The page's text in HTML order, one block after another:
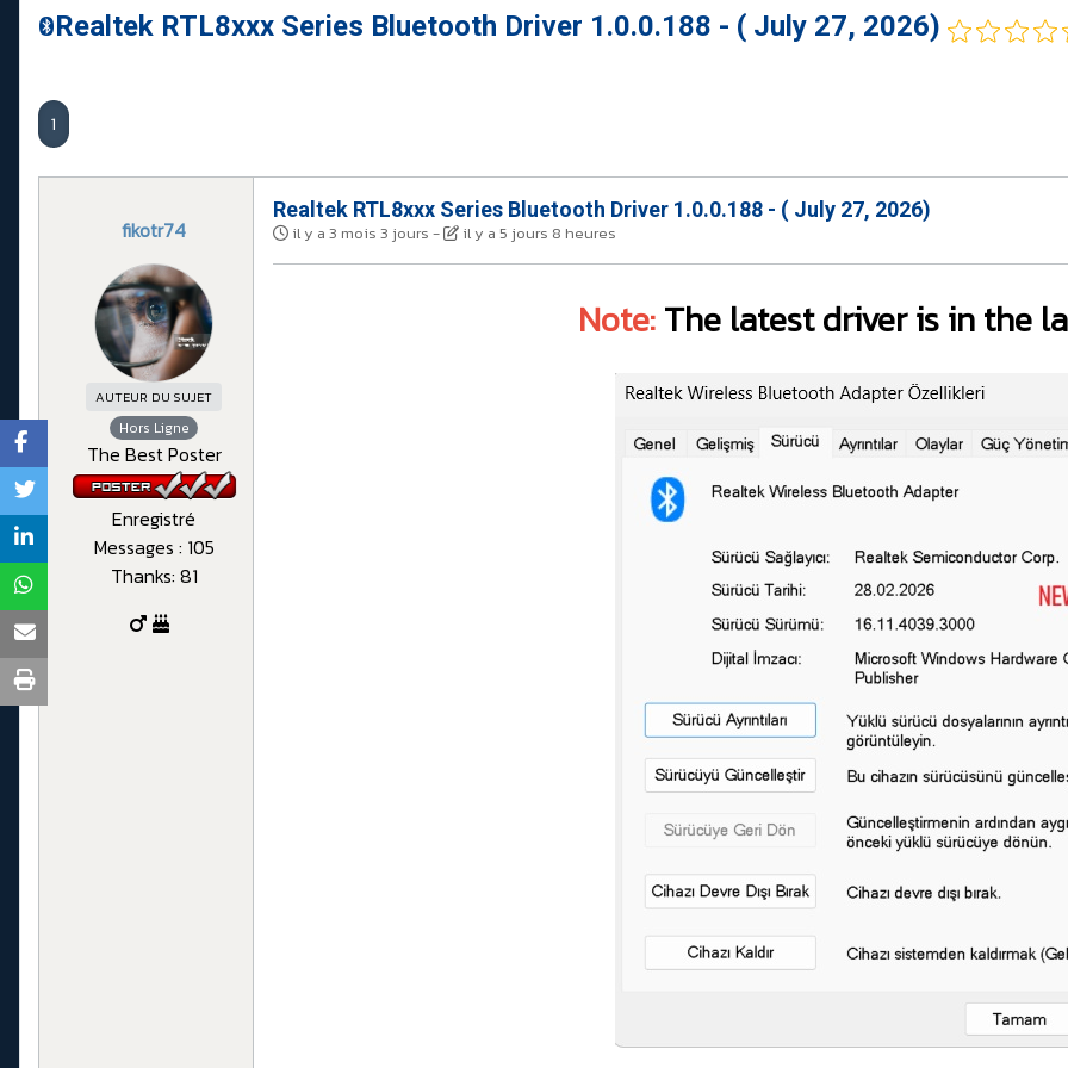
Realtek RTL8xxx Series Bluetooth Driver 1.0.0.188 - ( July 27, 2026)
1
fikotr74
AUTEUR DU SUJET
Hors Ligne
The Best Poster
Enregistré
Messages : 105
Thanks: 81
Realtek RTL8xxx Series Bluetooth Driver 1.0.0.188 - ( July 27, 2026)
il y a 3 mois 3 jours - il y a 5 jours 8 heures
Note:The latest driver is in the